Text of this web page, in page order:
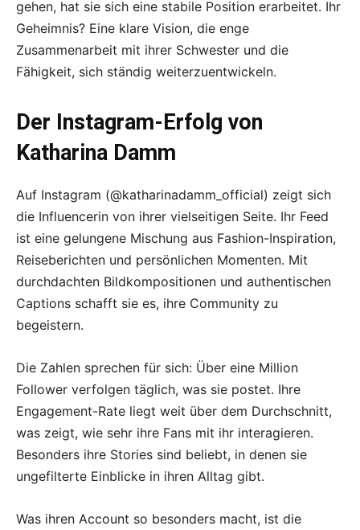
gehen, hat sie sich eine stabile Position erarbeitet. Ihr
Geheimnis? Eine klare Vision, die enge
Zusammenarbeit mit ihrer Schwester und die
Fähigkeit, sich ständig weiterzuentwickeln.
Der Instagram-Erfolg von
Katharina Damm
Auf Instagram (@katharinadamm_official) zeigt sich
die Influencerin von ihrer vielseitigen Seite. Ihr Feed
ist eine gelungene Mischung aus Fashion-Inspiration,
Reiseberichten und persönlichen Momenten. Mit
durchdachten Bildkompositionen und authentischen
Captions schafft sie es, ihre Community zu
begeistern.
Die Zahlen sprechen für sich: Über eine Million
Follower verfolgen täglich, was sie postet. Ihre
Engagement-Rate liegt weit über dem Durchschnitt,
was zeigt, wie sehr ihre Fans mit ihr interagieren.
Besonders ihre Stories sind beliebt, in denen sie
ungefilterte Einblicke in ihren Alltag gibt.
Was ihren Account so besonders macht, ist die